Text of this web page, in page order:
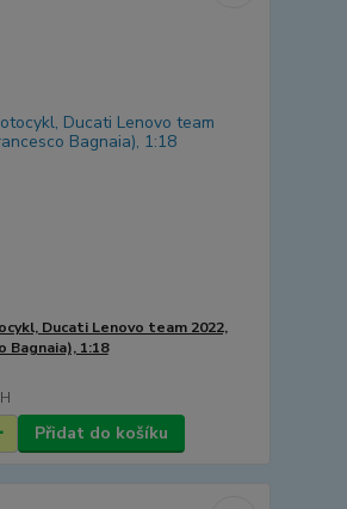
Ducati Lenovo team 2022,
Bagnaia), 1:18
Přidat do košíku